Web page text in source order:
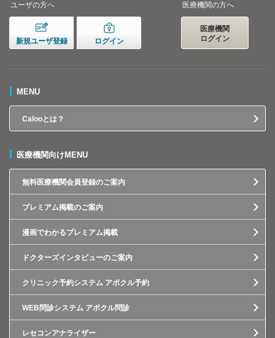
ユーザの方へ
新規ユーザ登録 ログイン
医療機関の方へ
医療機関
ログイン
MENU
Calooとは？
医療機関向けMENU
無料医療機関会員登録のご案内
プレミアム掲載のご案内
漫画でわかるプレミアム掲載
ドクターズインタビューのご案内
クリニック予約システム アポクル予約
WEB問診システム アポクル問診
レセコンアナライザー